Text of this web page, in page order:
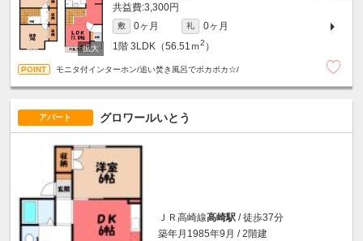
3,300円
敷 0ヶ月 礼
0ヶ月
1階 3LDK（56.51ｍ2 ）
モニタ付インターホン/追い焚き風呂でポカポカ☆/
アパート グロワールいとう
ＪＲ高崎線高崎駅 / 徒歩37分
築年月1985年9月 / 2階建